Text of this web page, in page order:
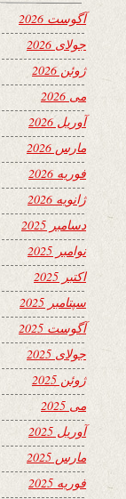
آگوست 2026
جولای 2026
ژوئن 2026
می 2026
آوریل 2026
مارس 2026
فوریه 2026
ژانویه 2026
دسامبر 2025
نوامبر 2025
اکتبر 2025
سپتامبر 2025
آگوست 2025
جولای 2025
ژوئن 2025
می 2025
آوریل 2025
مارس 2025
فوریه 2025